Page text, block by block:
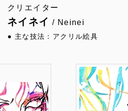
クリエイター
ネイネイ / Neinei
● 主な技法：アクリル絵具